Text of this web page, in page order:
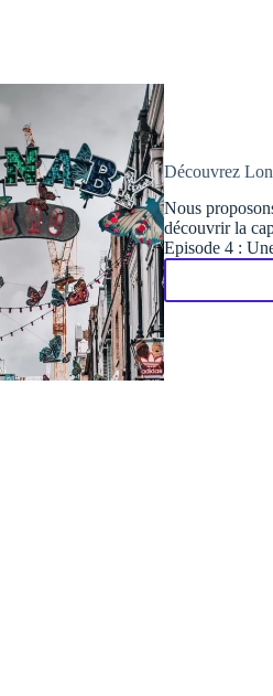
Découvrez
Nous
découvrir la
Episode 4 :